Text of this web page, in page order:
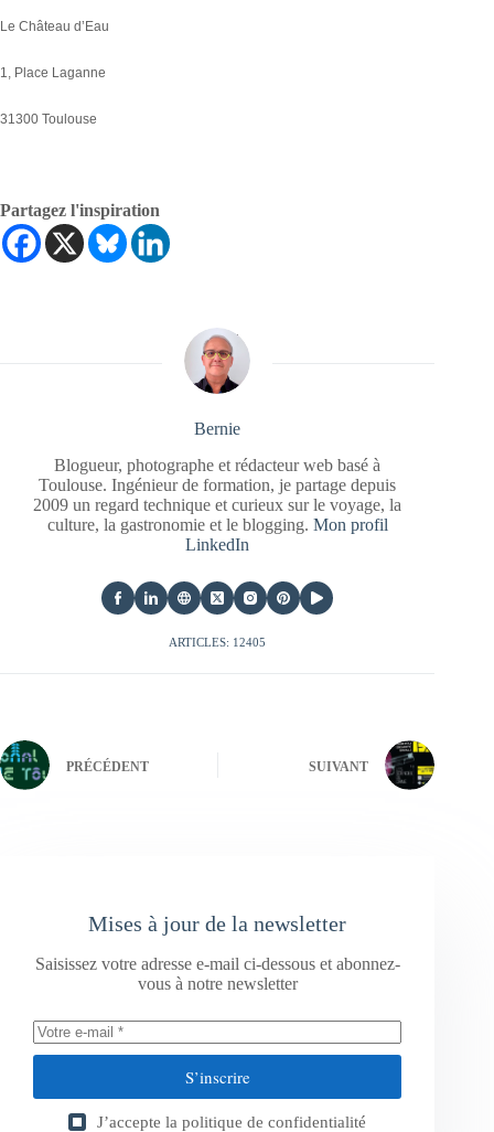
Le Château d’Eau
1, Place Laganne
31300 Toulouse
Partagez l'inspiration
Bernie
Blogueur, photographe et rédacteur web basé à
Toulouse. Ingénieur de formation, je partage depuis
2009 un regard technique et curieux sur le voyage, la
culture, la gastronomie et le blogging. Mon profil
LinkedIn
ARTICLES: 12405
PRÉCÉDENT SUIVANT
Mises à jour de la newsletter
Saisissez votre adresse e-mail ci-dessous et abonnez-
vous à notre newsletter
S’inscrire
J’accepte la politique de confidentialité